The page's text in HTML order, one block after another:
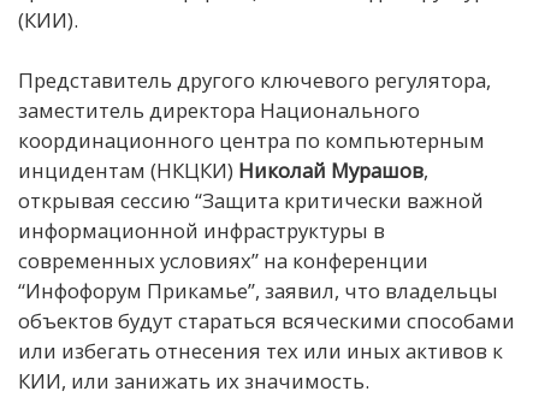
(КИИ).
Представитель другого ключевого регулятора,
заместитель директора Национального
координационного центра по компьютерным
инцидентам (НКЦКИ) Николай Мурашов,
открывая сессию “Защита критически важной
информационной инфраструктуры в
современных условиях” на конференции
“Инфофорум Прикамье”, заявил, что владельцы
объектов будут стараться всяческими способами
или избегать отнесения тех или иных активов к
КИИ, или занижать их значимость.